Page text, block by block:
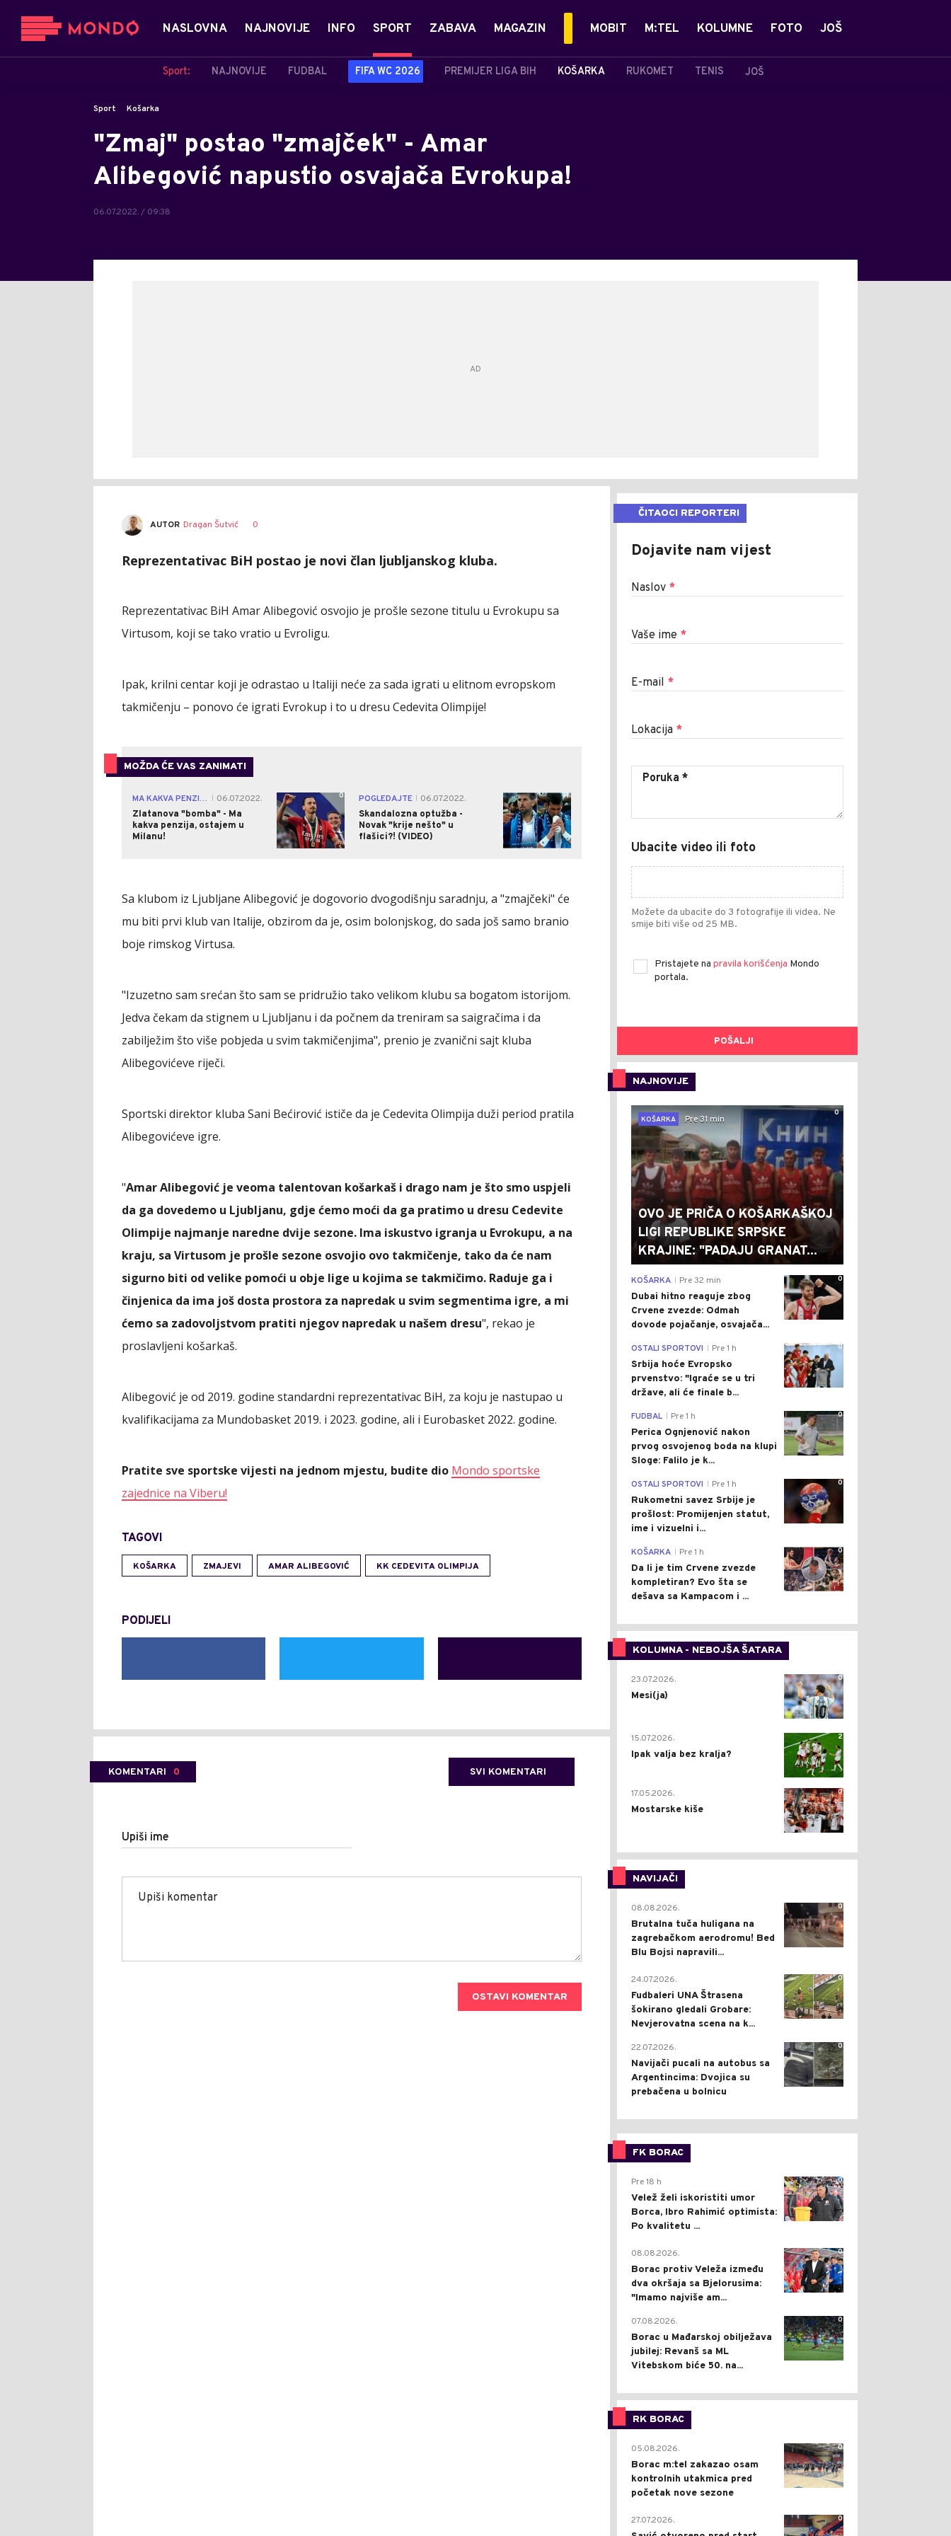
NASLOVNA NAJNOVIJE INFO SPORT
Sport: NAJNOVIJE FUDBAL FIFA WC 2026 PREMIJER LIGA BIH KOŠARKA RUKOMET TENIS JOŠ
ZABAVA MAGAZIN MOBIT M:TEL KOLUMNE FOTO JOŠ
Sport Košarka
"Zmaj" postao "zmajček" - Amar
Alibegović napustio osvajača Evrokupa!
06.07.2022. / 09:38
AUTOR Dragan Šutvić 0
Reprezentativac BiH postao je novi član ljubljanskog kluba.
Reprezentativac BiH Amar Alibegović osvojio je prošle sezone titulu u Evrokupu sa
Virtusom, koji se tako vratio u Evroligu.
Ipak, krilni centar koji je odrastao u Italiji neće za sada igrati u elitnom evropskom
takmičenju – ponovo će igrati Evrokup i to u dresu Cedevita Olimpije!
MOŽDA ĆE VAS ZANIMATI
MA KAKVA PENZIJA
06.07.2022.
Zlatanova "bomba" - Ma
kakva penzija, ostajem u
Milanu!
0 POGLEDAJTE
06.07.2022.
Skandalozna optužba -
Novak "krije nešto" u
flašici?! (VIDEO)
1
Sa klubom iz Ljubljane Alibegović je dogovorio dvogodišnju saradnju, a "zmajčeki" će
mu biti prvi klub van Italije, obzirom da je, osim bolonjskog, do sada još samo branio
boje rimskog Virtusa.
"Izuzetno sam srećan što sam se pridružio tako velikom klubu sa bogatom istorijom.
Jedva čekam da stignem u Ljubljanu i da počnem da treniram sa saigračima i da
zabilježim što više pobjeda u svim takmičenjima", prenio je zvanični sajt kluba
Alibegovićeve riječi.
Sportski direktor kluba Sani Bećirović ističe da je Cedevita Olimpija duži period pratila
Alibegovićeve igre.
"Amar Alibegović je veoma talentovan košarkaš i drago nam je što smo uspjeli
da ga dovedemo u Ljubljanu, gdje ćemo moći da ga pratimo u dresu Cedevite
Olimpije najmanje naredne dvije sezone. Ima iskustvo igranja u Evrokupu, a na
kraju, sa Virtusom je prošle sezone osvojio ovo takmičenje, tako da će nam
sigurno biti od velike pomoći u obje lige u kojima se takmičimo. Raduje ga i
činjenica da ima još dosta prostora za napredak u svim segmentima igre, a mi
ćemo sa zadovoljstvom pratiti njegov napredak u našem dresu", rekao je
proslavljeni košarkaš.
Alibegović je od 2019. godine standardni reprezentativac BiH, za koju je nastupao u
kvalifikacijama za Mundobasket 2019. i 2023. godine, ali i Eurobasket 2022. godine.
Pratite sve sportske vijesti na jednom mjestu, budite dio Mondo sportske
zajednice na Viberu!
TAGOVI
KOŠARKA ZMAJEVI AMAR ALIBEGOVIĆ KK CEDEVITA OLIMPIJA
PODIJELI
KOMENTARI 0 SVI KOMENTARI
Upiši ime
OSTAVI KOMENTAR
ČITAOCI REPORTERI
Dojavite nam vijest
Naslov *
Vaše ime *
E-mail *
Lokacija *
Ubacite video ili foto
Možete da ubacite do 3 fotografije ili videa. Ne
smije biti više od 25 MB.
Pristajete na pravila korišćenja Mondo
portala.
POŠALJI
NAJNOVIJE
0
KOŠARKA
Pre 31 min
OVO JE PRIČA O KOŠARKAŠKOJ
LIGI REPUBLIKE SRPSKE
KRAJINE: "PADAJU GRANAT...
0
KOŠARKA Pre 32 min
Dubai hitno reaguje zbog
Crvene zvezde: Odmah
dovode pojačanje, osvajača...
0
OSTALI SPORTOVI Pre 1 h
Srbija hoće Evropsko
prvenstvo: "Igraće se u tri
države, ali će finale b...
0
FUDBAL Pre 1 h
Perica Ognjenović nakon
prvog osvojenog boda na klupi
Sloge: Falilo je k...
0
OSTALI SPORTOVI Pre 1 h
Rukometni savez Srbije je
prošlost: Promijenjen statut,
ime i vizuelni i...
0
KOŠARKA Pre 1 h
Da li je tim Crvene zvezde
kompletiran? Evo šta se
dešava sa Kampacom i ...
KOLUMNA - NEBOJŠA ŠATARA
0
23.07.2026.
Mesi(ja)
2
15.07.2026.
Ipak valja bez kralja?
0
17.05.2026.
Mostarske kiše
NAVIJAČI
0
08.08.2026.
Brutalna tuča huligana na
zagrebačkom aerodromu! Bed
Blu Bojsi napravili...
0
24.07.2026.
Fudbaleri UNA Štrasena
šokirano gledali Grobare:
Nevjerovatna scena na k...
0
22.07.2026.
Navijači pucali na autobus sa
Argentincima: Dvojica su
prebačena u bolnicu
FK BORAC
0
Pre 18 h
Velež želi iskoristiti umor
Borca, Ibro Rahimić optimista:
Po kvalitetu ...
0
08.08.2026.
Borac protiv Veleža između
dva okršaja sa Bjelorusima:
"Imamo najviše am...
0
07.08.2026.
Borac u Mađarskoj obilježava
jubilej: Revanš sa ML
Vitebskom biće 50. na...
RK BORAC
0
05.08.2026.
Borac m:tel zakazao osam
kontrolnih utakmica pred
početak nove sezone
0
27.07.2026.